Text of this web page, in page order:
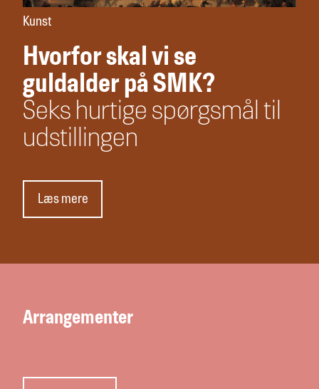
Kunst
Hvorfor skal vi se
guldalder på SMK?
Seks hurtige spørgsmål til
udstillingen
Læs mere
Arrangementer